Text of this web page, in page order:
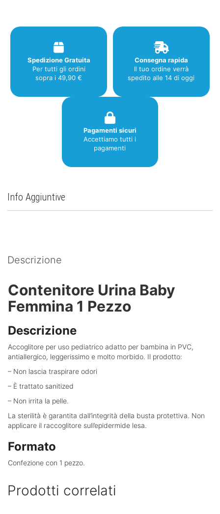
Spedizione Gratuita
Per tutti gli ordini
sopra i 49,90 €
Consegna rapida
Il tuo ordine verrà
spedito alle 14 di oggi
Pagamenti sicuri
Accettiamo tutti i
pagamenti
Info Aggiuntive
Descrizione
Contenitore Urina Baby
Femmina 1 Pezzo
Descrizione
Accoglitore per uso pediatrico adatto per bambina in PVC,
antiallergico, leggerissimo e molto morbido. Il prodotto:
– Non lascia traspirare odori
– È trattato sanitized
– Non irrita la pelle.
La sterilità è garantita dall’integrità della busta protettiva. Non
applicare il raccoglitore sull’epidermide lesa.
Formato
Confezione con 1 pezzo.
Prodotti correlati